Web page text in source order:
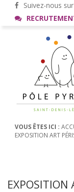
Suivez-nous
VOUS ÊTES ICI :
EXPOSITION ART
EXPOSITION